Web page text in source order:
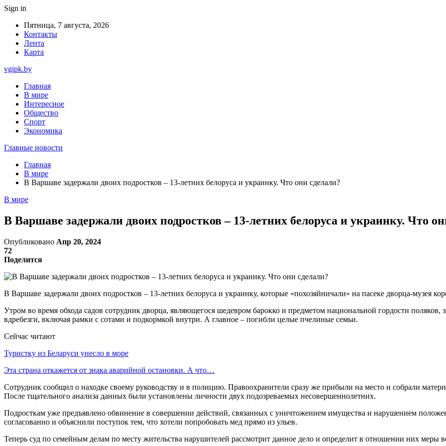
Sign in
Пятница, 7 августа, 2026
Контакты
Лента
Карта
vgipk.by
Главная
В мире
Интересное
Общество
Спорт
Экономика
Главные новости
Главная
В мире
В Варшаве задержали двоих подростков – 13-летних белоруса и украинку. Что они сделали?
В мире
В Варшаве задержали двоих подростков – 13-летних белоруса и украинку. Что
Опубликовано Апр 20, 2024
72
Поделится
В Варшаве задержали двоих подростков – 13-летних белоруса и украинку, которые «похозяйничали» на пасеке дворца-музея
Утром во время обхода садов сотрудник дворца, являющегося шедевром барокко и предметом национальной гордости
вдребезги, включая рамки с сотами и подкормкой внутри. А главное – погибли целые пчелиные семьи.
Сейчас читают
Туристку из Беларуси унесло в море
Эта страна откажется от знака аварийной остановки. А что…
Сотрудник сообщил о находке своему руководству и в полицию. Правоохранители сразу же прибыли на место и собрали
После тщательного анализа данных были установлены личности двух подозреваемых несовершеннолетних.
Подросткам уже предъявлено обвинение в совершении действий, связанных с уничтожением имущества и нарушением
согласованно и объяснили поступок тем, что хотели попробовать мед прямо из ульев.
Теперь суд по семейным делам по месту жительства нарушителей рассмотрит данное дело и определит в отношении них меры